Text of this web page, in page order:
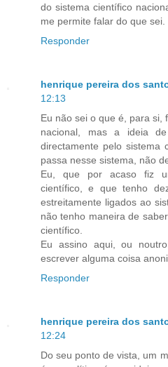
do sistema científico
me permite falar do que sei.
Responder
henrique pereira dos
12:13
Eu não sei o que é, para si,
nacional, mas a ideia
directamente pelo
passa nesse sistema, não
Eu, que por acaso fiz
científico, e que tenho
estreitamente ligados ao
não tenho maneira de
científico.
Eu assino aqui, ou
escrever alguma coisa
Responder
henrique pereira dos
12:24
Do seu ponto de vista, um